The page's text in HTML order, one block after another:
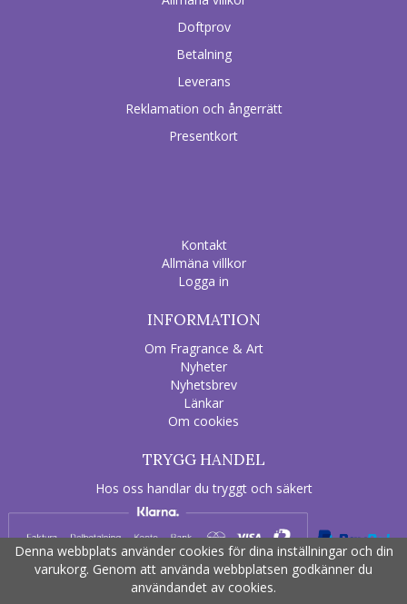
Doftprov
Betalning
Leverans
Reklamation och ångerrätt
Presentkort
Kontakt
Allmäna villkor
Logga in
INFORMATION
Om Fragrance & Art
Nyheter
Nyhetsbrev
Länkar
Om cookies
TRYGG HANDEL
Hos oss handlar du tryggt och säkert
Denna webbplats använder cookies för dina inställningar och din
varukorg. Genom att använda webbplatsen godkänner du
användandet av cookies.